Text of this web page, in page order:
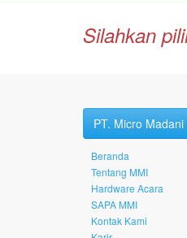
Silahkan
PT. Micro
Beranda
Tentang MMI
Hardware Acara
SAPA MMI
Kontak Kami